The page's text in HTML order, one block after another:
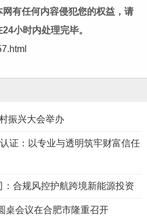
有任何内容侵犯您的权益，请
小时内处理完毕。
振兴大会举办
证：以专业与透明筑牢财富信任
合规风控护航跨境新能源投资
桌会议在合肥市隆重召开